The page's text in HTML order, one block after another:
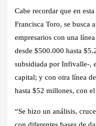
Cabe recordar que en
Francisca Toro, se busca
empresarios con una
desde $500.000 hasta
subsidiada por Infivalle-,
capital; y con otra línea
hasta $52 millones, con
“Se hizo un análisis,